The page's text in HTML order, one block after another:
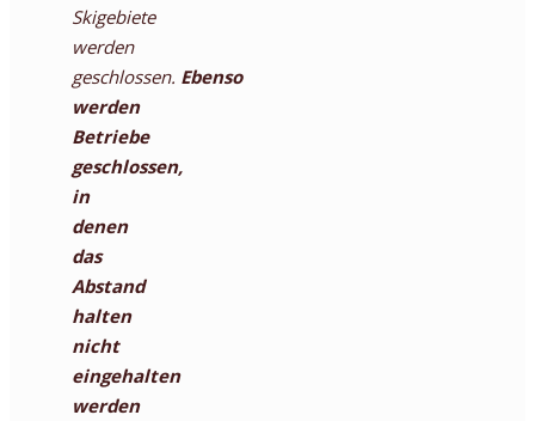
Skigebiete
werden
geschlossen. Ebenso
werden
Betriebe
geschlossen,
in
denen
das
Abstand
halten
nicht
eingehalten
werden